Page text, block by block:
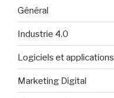
Général
Industrie 4.0
Logiciels et applications
Marketing Digital